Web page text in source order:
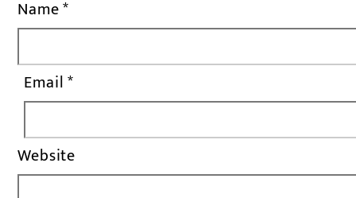
Name*
Email*
Website